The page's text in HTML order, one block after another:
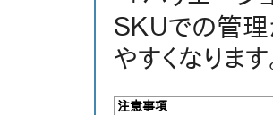
ＳＫＵでの管
やすくなります
注意事項